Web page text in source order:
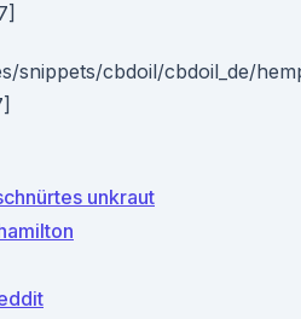
snippets/cbdoil/cbdoil_de/
unkraut